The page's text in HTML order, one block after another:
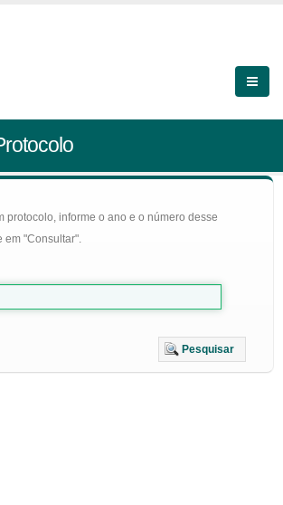
protocolo, informe o ano e o número desse
em "Consultar".
Pesquisar